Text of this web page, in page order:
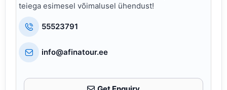
teiega esimesel võimalusel ühendust!
55523791
info@afinatour.ee